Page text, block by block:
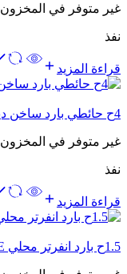
غير متوفر في المخزون
نفذ
قراءة المزيد
4ح حائطي بارد ساخن ديجيتال AY-A30WHT
غير متوفر في المخزون
نفذ
قراءة المزيد
1.5ح بارد انفرتر محلي AH-XP12UHE